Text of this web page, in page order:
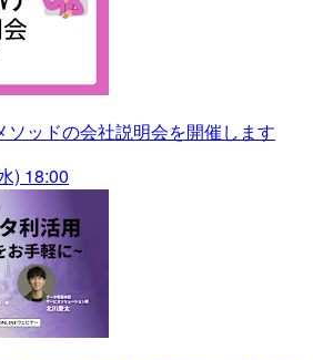
ソッドの会社説明会を開催します
) 18:00